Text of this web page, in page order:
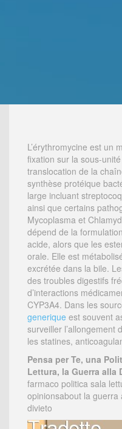
L’érythromycine est un
fixation sur la sous-
translocation de la
synthèse protéique
large incluant
ainsi que certains
Mycoplasma et
dépend de la
acide, alors que les
orale. Elle est
excrétée dans la bile.
des troubles digestifs
d’interactions
CYP3A4. Dans les
generique est souvent
surveiller l’allongement
les statines,
Pensa per Te, una
Lettura, la Guerra alla
farmaco politica sala
opinionsabout la
divieto